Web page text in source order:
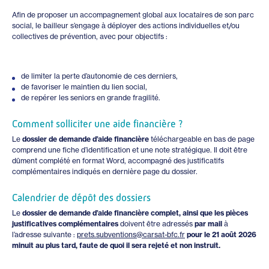
Afin de proposer un accompagnement global aux locataires de son parc
social, le bailleur s’engage à déployer des actions individuelles et/ou
collectives de prévention, avec pour objectifs :
de limiter la perte d’autonomie de ces derniers,
de favoriser le maintien du lien social,
de repérer les seniors en grande fragilité.
Comment solliciter une aide financière ?
Le dossier de demande d’aide financière téléchargeable en bas de page
comprend une fiche d’identification et une note stratégique. Il doit être
dûment complété en format Word, accompagné des justificatifs
complémentaires indiqués en dernière page du dossier.
Calendrier de dépôt des dossiers
Le dossier de demande d’aide financière complet, ainsi que les pièces
justificatives complémentaires doivent être adressés par mail à
l’adresse suivante : prets.subventions@carsat-bfc.fr pour le 21 août 2026
minuit au plus tard, faute de quoi il sera rejeté et non instruit.